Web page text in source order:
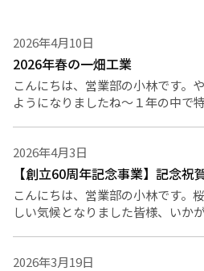
2026年4月10日
2026年春の一畑工業
こんにちは、営業部の小林です。
ようになりましたね～１年の中で
2026年4月3日
【創立60周年記念事業】記念祝
こんにちは、営業部の小林です。
しい気候となりました皆様、いか
2026年3月19日